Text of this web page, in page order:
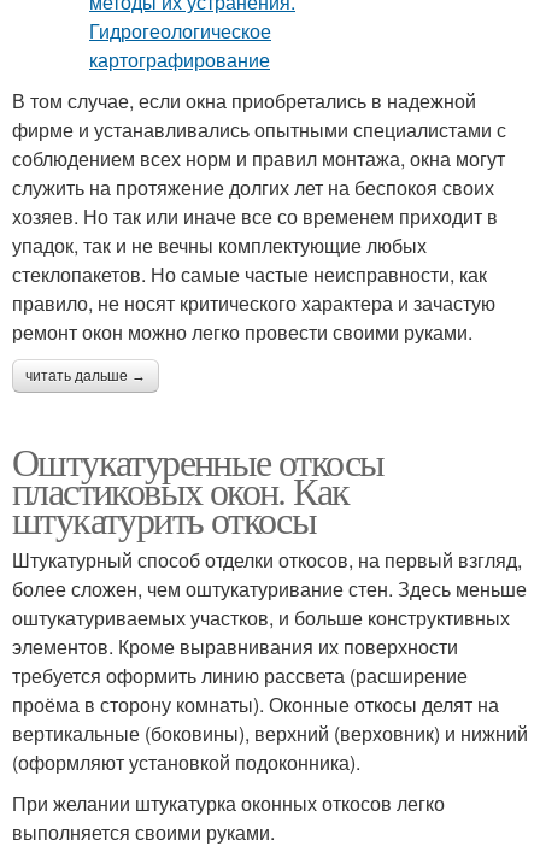
В том случае, если окна приобретались в надежной
фирме и устанавливались опытными специалистами с
соблюдением всех норм и правил монтажа, окна могут
служить на протяжение долгих лет на беспокоя своих
хозяев. Но так или иначе все со временем приходит в
упадок, так и не вечны комплектующие любых
стеклопакетов. Но самые частые неисправности, как
правило, не носят критического характера и зачастую
ремонт окон можно легко провести своими руками.
читать дальше →
Оштукатуренные откосы
пластиковых окон. Как
штукатурить откосы
Штукатурный способ отделки откосов, на первый взгляд,
более сложен, чем оштукатуривание стен. Здесь меньше
оштукатуриваемых участков, и больше конструктивных
элементов. Кроме выравнивания их поверхности
требуется оформить линию рассвета (расширение
проёма в сторону комнаты). Оконные откосы делят на
вертикальные (боковины), верхний (верховник) и нижний
(оформляют установкой подоконника).
При желании штукатурка оконных откосов легко
выполняется своими руками.